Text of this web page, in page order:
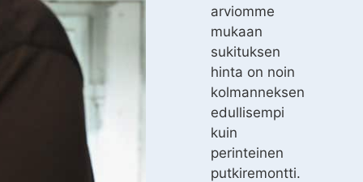
arviomme
mukaan
sukituksen
hinta on noin
kolmanneksen
edullisempi
kuin
perinteinen
putkiremontti.